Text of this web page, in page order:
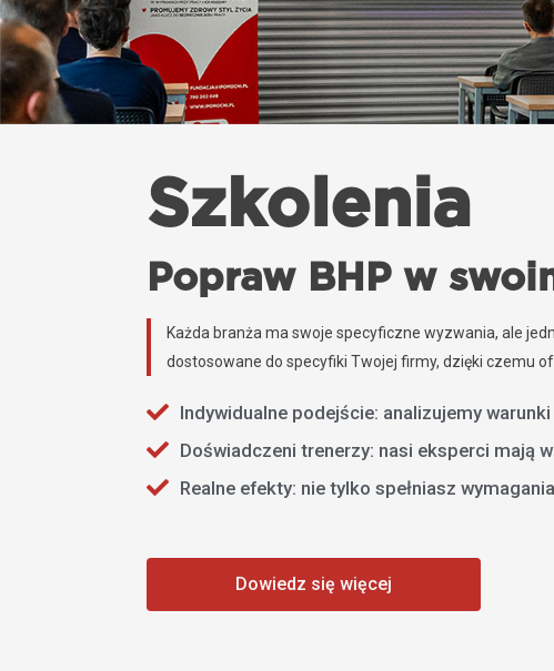
Szkolenia
Popraw BHP w
Każda branża ma swoje specyficzne wyzwania, ale
dostosowane do specyfiki Twojej firmy, dzięki czemu
Indywidualne podejście: analizujemy
Doświadczeni trenerzy: nasi eksperci mają
Realne efekty: nie tylko spełniasz
Dowiedz się więcej